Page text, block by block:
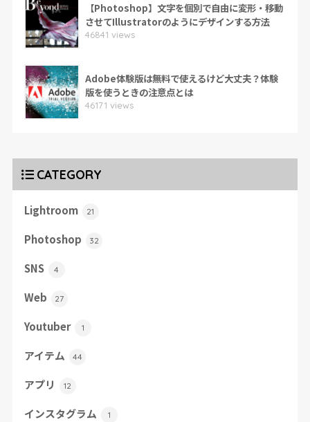
【Photoshop】文字を個別で自由に変形・移動
させてIllustratorのようにデザインする方法
46841 views
Adobe体験版は無料で使えるけど大丈夫？体験
版を使うときの注意点とは
46171 views
CATEGORY
Lightroom 21
Photoshop 32
SNS 4
Web 27
Youtuber 1
アイテム 44
アプリ 12
インスタグラム 1